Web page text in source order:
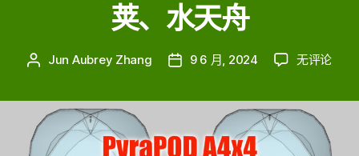
荚、水天舟
文
者
Jun Aubrey Zhang
发 9 6 月, 2024
金
设
计
清
无评论